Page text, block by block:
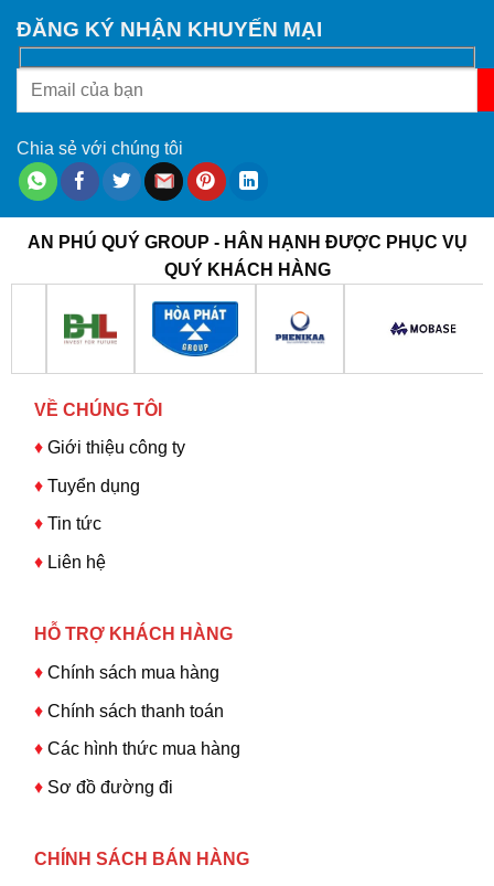
ĐĂNG KÝ NHẬN KHUYẾN MẠI
Chia sẻ với chúng tôi
AN PHÚ QUÝ GROUP - HÂN HẠNH ĐƯỢC PHỤC VỤ
QUÝ KHÁCH HÀNG
VỀ CHÚNG TÔI
♦ Giới thiệu công ty
♦Tuyển dụng
♦ Tin tức
♦ Liên hệ
HỖ TRỢ KHÁCH HÀNG
♦Chính sách mua hàng
♦ Chính sách thanh toán
♦ Các hình thức mua hàng
♦ Sơ đồ đường đi
CHÍNH SÁCH BÁN HÀNG